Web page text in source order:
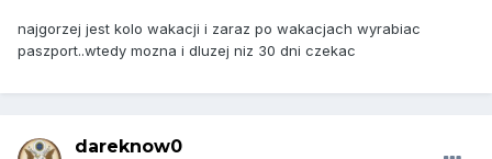
najgorzej jest kolo wakacji i zaraz po wakacjach wyrabiac
paszport..wtedy mozna i dluzej niz 30 dni czekac
dareknow0